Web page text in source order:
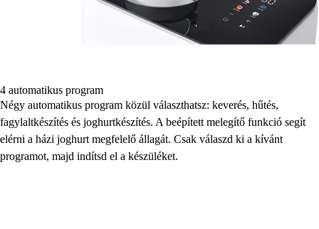
4 automatikus program
Négy automatikus program közül választhatsz: keverés, hűtés,
fagylaltkészítés és joghurtkészítés. A beépített melegítő funkció segít
elérni a házi joghurt megfelelő állagát. Csak válaszd ki a kívánt
programot, majd indítsd el a készüléket.